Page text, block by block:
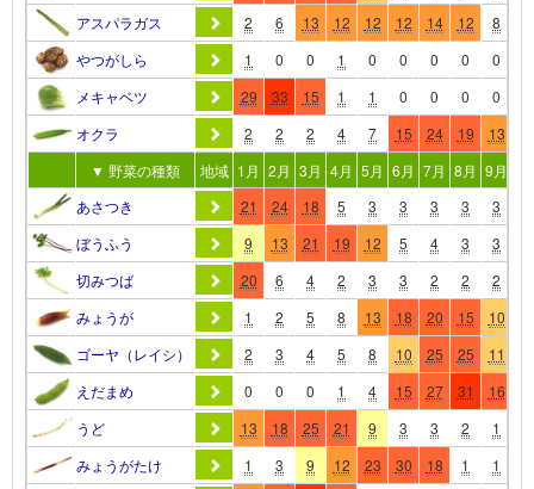
アスパラガス
2 6 13 12 12 12 14 12 8
やつがしら
1 0 0 1 0 0 0 0 0
メキャベツ
29 33 15 1 1 0 0 0 0
オクラ
2 2 2 4 7 15 24 19 13
▼ 野菜の種類
地域 1月 2月 3月 4月 5月 6月 7月 8月 9月
あさつき
21 24 18 5 3 3 3 3 3
ぼうふう
9 13 21 19 12 5 4 3 3
切みつば
20 6 4 2 3 3 2 2 2
みょうが
1 2 5 8 13 18 20 15 10
ゴーヤ（レイシ）
2 3 4 5 8 10 25 25 11
えだまめ
0 0 0 1 4 15 27 31 16
うど
13 18 25 21 9 3 3 2 1
みょうがたけ
1 3 9 12 23 30 18 1 1